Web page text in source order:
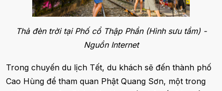
Thả đèn trời tại Phố cổ Thập Phần (Hình sưu tầm) -
Nguồn Internet
Trong chuyến du lịch Tết, du khách sẽ đến thành phố
Cao Hùng để tham quan Phật Quang Sơn, một trong